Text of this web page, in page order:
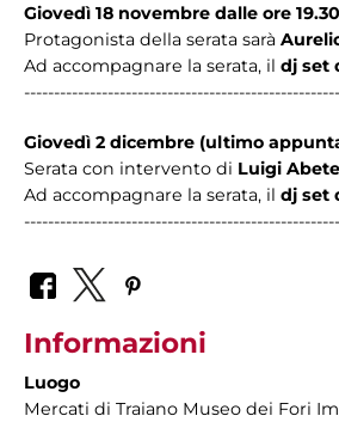
Giovedì 18 novembre dalle ore
Protagonista della serata sarà
Ad accompagnare la serata, il dj set
Giovedì 2 dicembre (ultimo
Serata con intervento di Luigi Abete
Ad accompagnare la serata, il dj set
Informazioni
Luogo
Mercati di Traiano Museo dei Fori